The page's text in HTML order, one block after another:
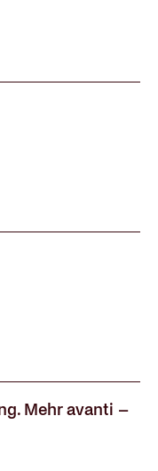
Mehr avanti –